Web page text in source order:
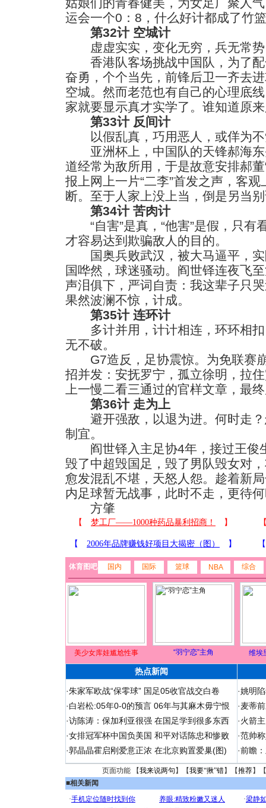
运会一个0：8，什么好计都成了竹
第32计 空城计
虚虚实实，变化无穷，兵无常势
香港队客场挑战中国队，为了配
奋勇，个个当先，前锋后卫一齐去
空城。然而老范也有自己的心理底
家就要显示真才实学了。谁知道原
第33计 反间计
以假乱真，巧用恶人，或佯为不
亚洲杯上，中国队的天锋郝海东
道经常为敌所用，于是故意安排郝
报上网上一片“二李”首发之声，客
断。至于人家上没上当，倒是另当
第34计 苦肉计
“自害”是真，“他害”是假，只有
才容易达到欺骗敌人的目的。
国奥兵败武汉，被大马逼平，实
国哗然，球迷骚动。阎世铎连夜飞
声泪俱下，严词自责：我这辈子只
果然波澜不惊，计成。
第35计 连环计
多计并用，计计相连，环环相扣
无不破。
G7造反，足协震惊。为免联赛
招并发：安抚罗宁，孤立徐明，拉
上一慢二看三通过的官样文章，最
第36计 走为上
避开强敌，以退为进。何时走？
制宜。
阎世铎入主足协4年，接过王俊
毁了中超毁国足，毁了男队毁女对
愈发混乱不堪，天怒人怨。趁着新
内足球暂无战事，此时不走，更待
方肇
体育图吧 国内 国际 篮球 NBA 综合
美少女库娃尴尬性事 “羽宁恋”主角 维埃
热点新闻
·朱家军欧战“保零球” 国足05收官战交白卷
·白岩松:05年0-0的预言 06年与其麻木毋宁恨
·访陈涛：保加利亚很强 在国足学到很多东西
·女排冠军杯中国负美国 和平对话陈忠和惨败
·郭晶晶霍启刚爱意正浓 在北京购置爱巢(图)
·姚明
·麦蒂
·火箭
·范帅
·前瞻
页面功能 【我来说两句 】【我要“揪”错】【推荐】
■相关新闻